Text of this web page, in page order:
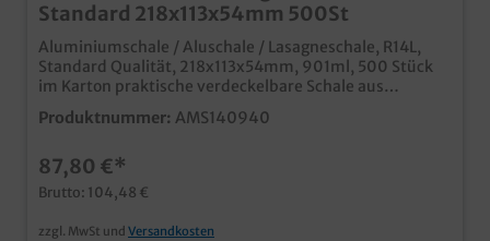
Standard 218x113x54mm 500St
Aluminiumschale / Aluschale / Lasagneschale, R14L,
Standard Qualität, 218x113x54mm, 901ml, 500 Stück
im Karton praktische verdeckelbare Schale aus
Aluminium (passende Deckel separat erhältlich) ideal
für Pasta- und Nudelgerichte im Außerhausverkauf
Produktnummer: AMS140940
87,80 €*
Brutto: 104,48 €
zzgl. MwSt und Versandkosten